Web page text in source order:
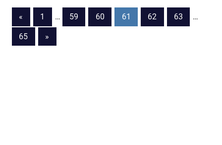
Posts
navigation
« Previous
Posts
1 … 59 60 61 62 63 …
65
Next
Posts
»